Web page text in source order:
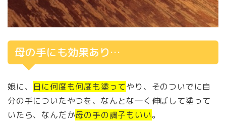
母の手にも効果あり…
娘に、 日に何度も何度も塗ってやり、そのついでに自
分の手についたやつを、なんとな―く伸ばして塗って
いたら、なんだか母の手の調子もいい。